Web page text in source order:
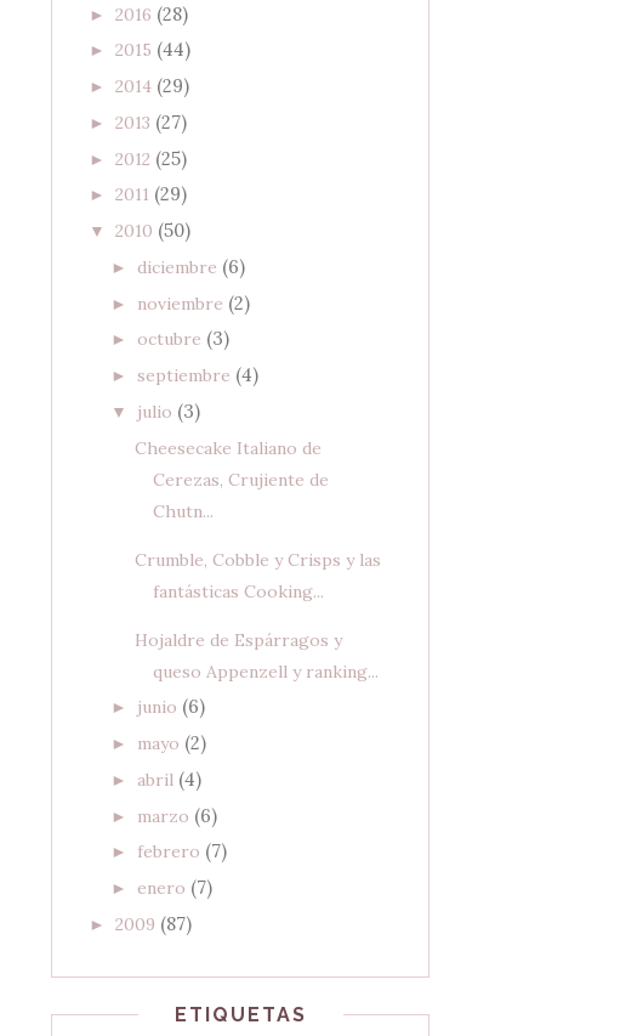
► 2016 (28)
► 2015 (44)
► 2014 (29)
► 2013 (27)
► 2012 (25)
► 2011 (29)
▼ 2010 (50)
► diciembre (6)
► noviembre (2)
► octubre (3)
► septiembre (4)
▼ julio (3)
Cheesecake Italiano de
Cerezas, Crujiente de
Chutn...
Crumble, Cobble y Crisps y las
fantásticas Cooking...
Hojaldre de Espárragos y
queso Appenzell y ranking...
► junio (6)
► mayo (2)
► abril (4)
► marzo (6)
► febrero (7)
► enero (7)
► 2009 (87)
ETIQUETAS